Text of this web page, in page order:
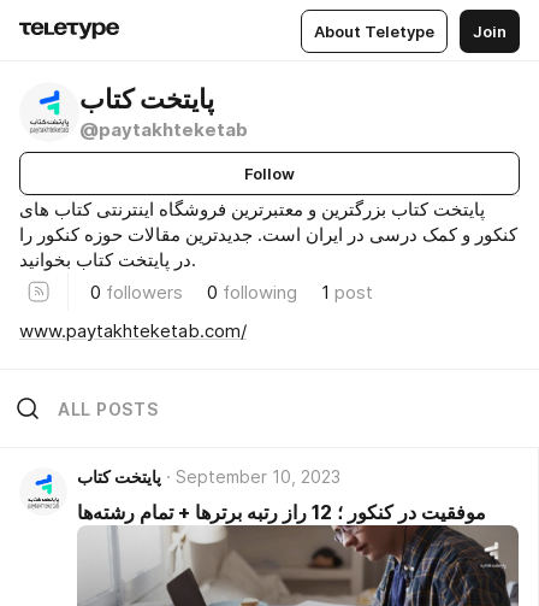
About Teletype Join
پایتخت کتاب
@paytakhteketab
Follow
پایتخت کتاب بزرگترین و معتبرترین فروشگاه اینترنتی کتاب های
کنکور و کمک درسی در ایران است. جدیدترین مقالات حوزه کنکور را
در پایتخت کتاب بخوانید.
0 followers 0 following 1 post
www.paytakhteketab.com/
ALL POSTS
پایتخت کتاب September 10, 2023